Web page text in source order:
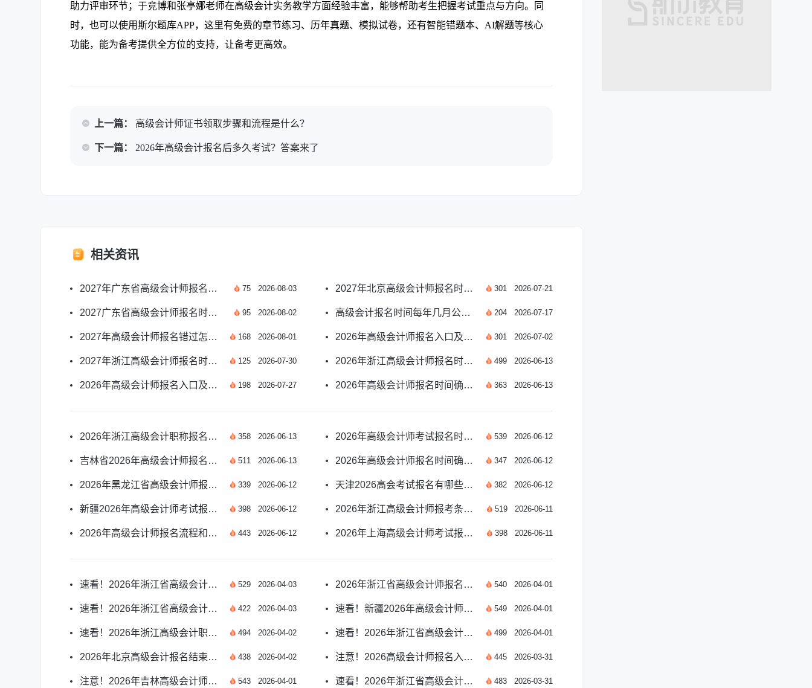
助力评审环节；于竞博和张亭娜老师在高级会计实务教学方面经验丰富，能够帮助考生把握考试重点与方向。同
时，也可以使用斯尔题库APP，这里有免费的章节练习、历年真题、模拟试卷，还有智能错题本、AI解题等核心
功能，能为备考提供全方位的支持，让备考更高效。
上一篇： 高级会计师证书领取步骤和流程是什么？
下一篇： 2026年高级会计报名后多久考试？答案来了
相关资讯
2027年广东省高级会计师报名月份及报考要点一览 75 2026-08-03
2027广东省高级会计师报名时间及报考要点汇总 95 2026-08-02
2027年高级会计师报名错过怎么办？应对方案汇总 168 2026-08-01
2027年浙江高级会计师报名时间及报考安排汇总 125 2026-07-30
2026年高级会计师报名入口及报名时间安排详解 198 2026-07-27
2027年北京高级会计师报名时间预测及报考指南 301 2026-07-21
高级会计报名时间每年几月公布？附2026年安排 204 2026-07-17
2026年高级会计师报名入口及报名时间如何安排？ 301 2026-07-02
2026年浙江高级会计师报名时间及条件有哪些？ 499 2026-06-13
2026年高级会计师报名时间确定了吗？速看 363 2026-06-13
2026年浙江高级会计职称报名时间是哪天？ 358 2026-06-13
吉林省2026年高级会计师报名须知有哪些？ 511 2026-06-13
2026年黑龙江省高级会计师报名时间是哪天？ 339 2026-06-12
新疆2026年高级会计师考试报名须知有哪些？ 398 2026-06-12
2026年高级会计师报名流程和步骤是什么？ 443 2026-06-12
2026年高级会计师考试报名时间公布了吗？ 539 2026-06-12
2026年高级会计师报名时间确定了吗？速看 347 2026-06-12
天津2026高会考试报名有哪些重要提示？ 382 2026-06-12
2026年浙江高级会计师报考条件和时间是什么？ 519 2026-06-11
2026年上海高级会计师考试报名问题全解答 398 2026-06-11
速看！2026年浙江省高级会计师报名时间详解 529 2026-04-03
速看！2026年浙江省高级会计师报名时间详解 422 2026-04-03
速看！2026年浙江高级会计职称报名时间指南 494 2026-04-02
2026年北京高级会计报名结束了吗？新政策速看！ 438 2026-04-02
注意！2026年吉林高级会计师报名须知全解析 543 2026-04-01
2026年浙江省高级会计师报名开始了吗？官方公告 540 2026-04-01
速看！新疆2026年高级会计师考试报名温馨提示 549 2026-04-01
速看！2026年浙江省高级会计师报名时间指南 499 2026-04-01
注意！2026高级会计师报名入口报名时间全解析 445 2026-03-31
速看！2026年浙江省高级会计师报名时间全解析 483 2026-03-31